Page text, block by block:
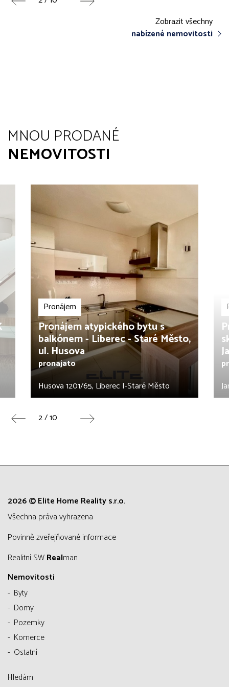
Zobrazit všechny
nabízené nemovitosti
MNOU PRODANÉ
NEMOVITOSTI
Pronájem
Pronájem atypického bytu s
balkónem - Liberec - Staré Město,
ul. Husova
pronajato
Husova 1201/65, Liberec I-Staré Město
2 / 10
2026 © Elite Home Reality s.r.o.
všechna práva vyhrazena
Povinně zveřejňované informace
Realitní SWRealman
Nemovitosti
Byty
Domy
Pozemky
Komerce
Ostatní
Hledám